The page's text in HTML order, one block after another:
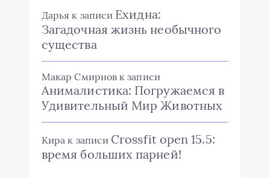
Дарья к записи Ехидна:
Загадочная жизнь необычного
существа
Макар Смирнов к записи
Анималистика: Погружаемся в
Удивительный Мир Животных
Кира к записи Crossfit open 15.5:
время больших парней!